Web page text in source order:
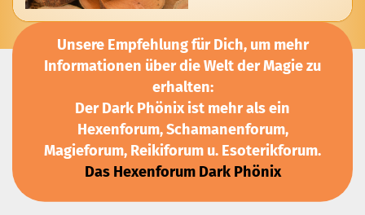
Unsere Empfehlung für Dich, um mehr
Informationen über die Welt der Magie zu
erhalten:
Der Dark Phönix ist mehr als ein
Hexenforum, Schamanenforum,
Magieforum, Reikiforum u. Esoterikforum.
Das Hexenforum Dark Phönix